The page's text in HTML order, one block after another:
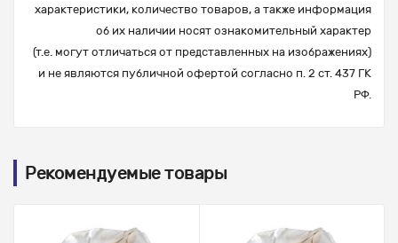
характеристики, количество товаров, а также информация
об их наличии носят ознакомительный характер
(т.е. могут отличаться от представленных на изображениях)
и не являются публичной офертой согласно п. 2 ст. 437 ГК
РФ.
Рекомендуемые товары